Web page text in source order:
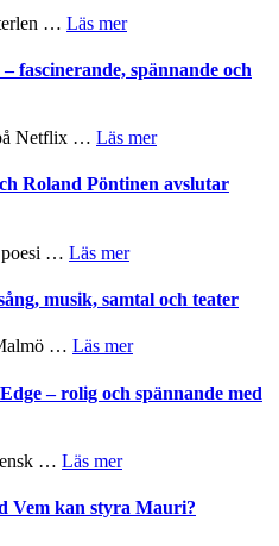
Dana
Scully
en
och
kompott
… Läs merom
Sweden
Jazz
–
I
Delvis
vidsträckta
fascinerande, spännande och
Netflix … Läs merom
Trustorhärvan
mycket
Roland Pöntinen avslutar
poesi … Läs merom
Endre,
och
Pöntinen
musik, samtal och teater
… Läs merom
bjuder
in
och
– rolig och spännande med
… Läs merom
The
Vem kan styra Mauri?